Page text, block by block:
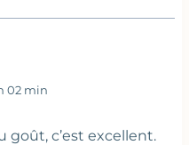
02 min
goût, c’est excellent.